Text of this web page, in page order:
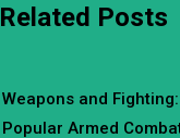
Related Posts
Weapons and
Popular Armed